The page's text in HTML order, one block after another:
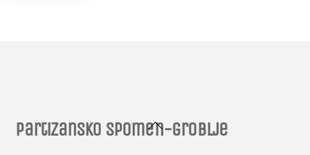
Back
Partizansko spomen-groblje